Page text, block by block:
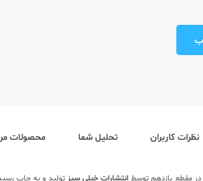
نظرات کاربران تحلیل شما محصولات
در مقطع یازدهم توسط انتشارات خیلی سبز تولید و به چاپ